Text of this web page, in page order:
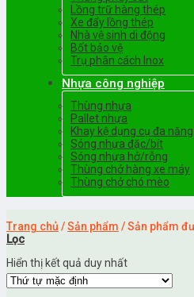
Lồng trữ hàng thép
Xe đẩy lồng thép
Nhà vệ sinh di động
Bốt bảo vệ
Trụ phân cách Inox
Nhựa công nghiệp
Thùng nhựa
Pallet nhựa
Khay kệ dụng cụ đa năng
Sóng nhựa đặc/bít
Sóng nhựa hở/rỗng
Thùng chở hàng xe máy
Thùng chở chó mèo
Trang chủ /Sản phẩm /Sản phẩm
Lọc
Hiển thị kết quả duy nhất